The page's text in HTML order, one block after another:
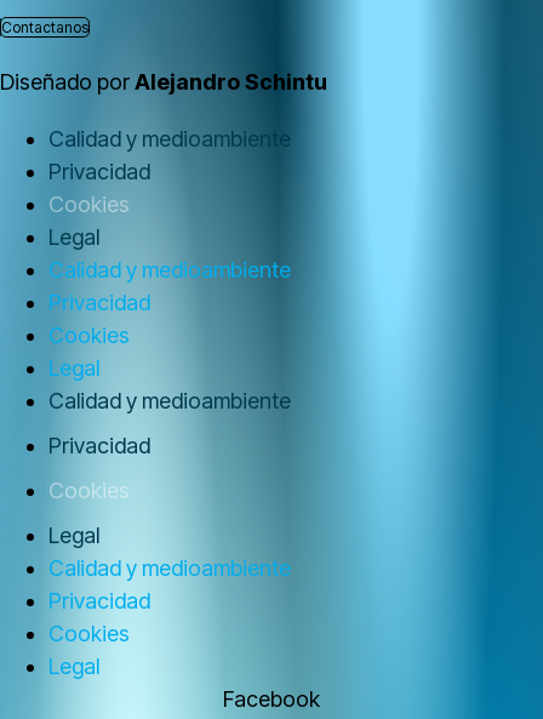
Contactanos
Diseñado porAlejandro Schintu
Calidad y medioambiente
Privacidad
Cookies
Legal
Calidad y medioambiente
Privacidad
Cookies
Legal
Calidad y medioambiente
Privacidad
Cookies
Legal
Calidad y medioambiente
Privacidad
Cookies
Legal
Facebook